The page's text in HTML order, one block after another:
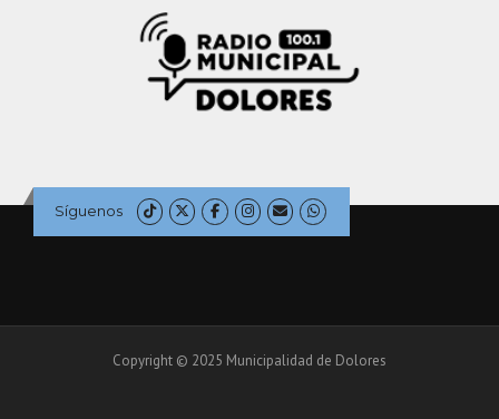
Síguenos
Copyright © 2025 Municipalidad de Dolores